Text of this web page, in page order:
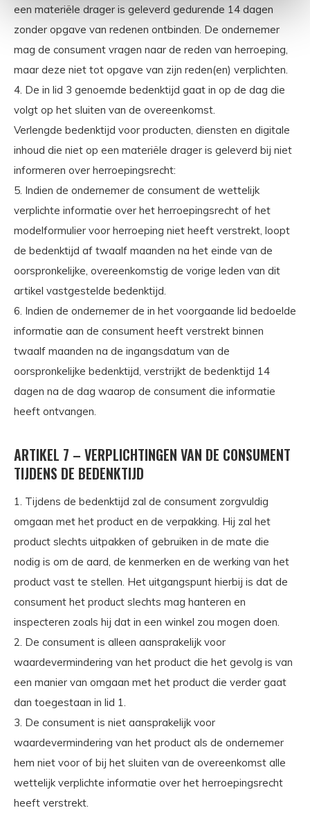
een materiële drager is geleverd gedurende 14 dagen
zonder opgave van redenen ontbinden. De ondernemer
mag de consument vragen naar de reden van herroeping,
maar deze niet tot opgave van zijn reden(en) verplichten.
4. De in lid 3 genoemde bedenktijd gaat in op de dag die
volgt op het sluiten van de overeenkomst.
Verlengde bedenktijd voor producten, diensten en digitale
inhoud die niet op een materiële drager is geleverd bij niet
informeren over herroepingsrecht:
5. Indien de ondernemer de consument de wettelijk
verplichte informatie over het herroepingsrecht of het
modelformulier voor herroeping niet heeft verstrekt, loopt
de bedenktijd af twaalf maanden na het einde van de
oorspronkelijke, overeenkomstig de vorige leden van dit
artikel vastgestelde bedenktijd.
6. Indien de ondernemer de in het voorgaande lid bedoelde
informatie aan de consument heeft verstrekt binnen
twaalf maanden na de ingangsdatum van de
oorspronkelijke bedenktijd, verstrijkt de bedenktijd 14
dagen na de dag waarop de consument die informatie
heeft ontvangen.
ARTIKEL 7 – VERPLICHTINGEN VAN DE CONSUMENT
TIJDENS DE BEDENKTIJD
1. Tijdens de bedenktijd zal de consument zorgvuldig
omgaan met het product en de verpakking. Hij zal het
product slechts uitpakken of gebruiken in de mate die
nodig is om de aard, de kenmerken en de werking van het
product vast te stellen. Het uitgangspunt hierbij is dat de
consument het product slechts mag hanteren en
inspecteren zoals hij dat in een winkel zou mogen doen.
2. De consument is alleen aansprakelijk voor
waardevermindering van het product die het gevolg is van
een manier van omgaan met het product die verder gaat
dan toegestaan in lid 1.
3. De consument is niet aansprakelijk voor
waardevermindering van het product als de ondernemer
hem niet voor of bij het sluiten van de overeenkomst alle
wettelijk verplichte informatie over het herroepingsrecht
heeft verstrekt.